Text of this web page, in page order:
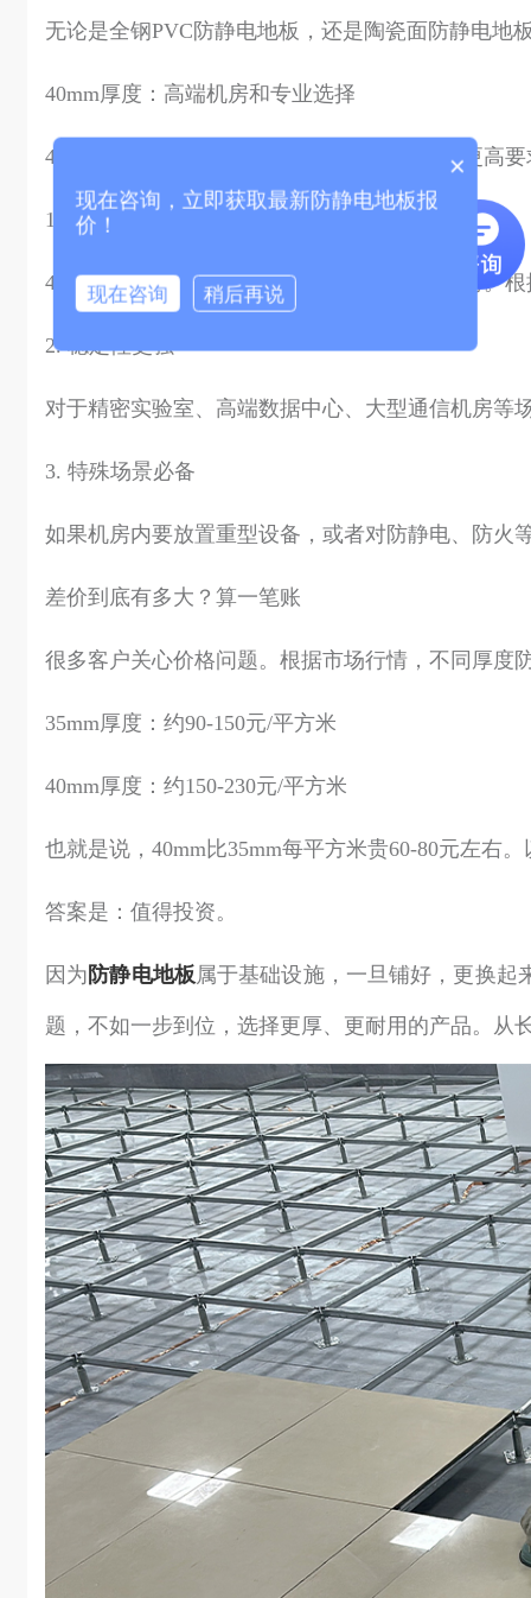
无论是全钢PVC防静电地板，还是陶瓷面防静电地
40mm厚度：高端机房和专业选择
40mm厚度的 ，主要面向对性能有更高
1. 超高承载力
40mm地板能够承受更大的均布载荷和集中载荷。
2. 稳定性更强
对于精密实验室、高端数据中心、大型通信机房等
3. 特殊场景必备
如果机房内要放置重型设备，或者对防静电、防火
差价到底有多大？算一笔账
很多客户关心价格问题。根据市场行情，不同厚度
35mm厚度：约90-150元/平方米
40mm厚度：约150-230元/平方米
也就是说，40mm比35mm每平方米贵60-80元左右
答案是：值得投资。
因为 防静电地板属于基础设施，一旦铺好，更换
题，不如一步到位，选择更厚、更耐用的产品。从
×
现在咨询，立即获取最新防静电地板报
价！
现在咨询 稍后再说